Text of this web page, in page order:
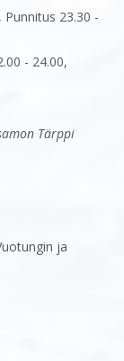
Punnitus 23.30 -
- 24.00,
Tärppi
ja